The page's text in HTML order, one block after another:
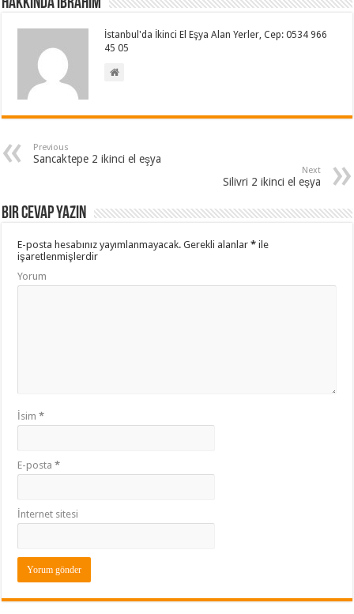
İstanbul'da İkinci El Eşya Alan Yerler, Cep: 0534 966
45 05
Previous
Sancaktepe 2 ikinci el eşya
Next
Silivri 2 ikinci el eşya
Bir cevap yazın
E-posta hesabınız yayımlanmayacak. Gerekli alanlar* ile
işaretlenmişlerdir
Yorum
İsim*
E-posta*
İnternet sitesi